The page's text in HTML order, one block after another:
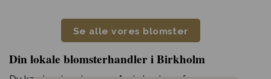
Se alle vores blomster
Din lokale blomsterhandler i Birkholm